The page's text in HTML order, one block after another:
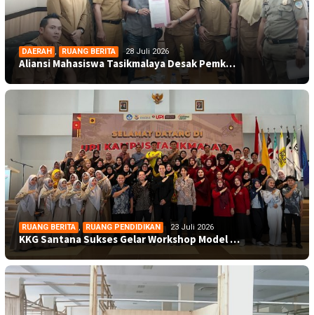
DAERAH , RUANG BERITA 28 Juli 2026
Aliansi Mahasiswa Tasikmalaya Desak Pemk…
RUANG BERITA , RUANG PENDIDIKAN 23 Juli 2026
KKG Santana Sukses Gelar Workshop Model …